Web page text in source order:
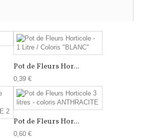
Pot de Fleurs Hor...
0,39 €
Pot de Fleurs Hor...
0,60 €